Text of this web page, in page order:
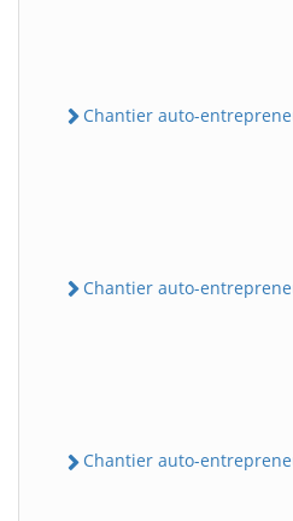
Chantier auto-
Chantier auto-
Chantier auto-